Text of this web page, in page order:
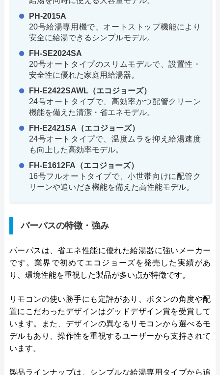
PH-2015A
20号給湯専用機で、オートストップ機能により
安全に給湯できるシンプルモデル。
FH-SE2024SA
20号オートタイプのスリムモデルで、設置性・
安全性に優れた家庭用給湯器。
FH-E2422SAWL（エコジョーズ）
24号オートタイプで、高効率かつ配管クリーン
機能を備えた清潔・省エネモデル。
FH-E2421SA（エコジョーズ）
24号オートタイプで、温度ムラを抑え給湯速度
も向上した高効率モデル。
FH-E1612FA（エコジョーズ）
16号フルオートタイプで、小世帯向けに配管ク
リーンや追いだき機能を備えた高性能モデル。
パーパスの特徴・強み
パーパスは、省エネ性能に優れた給湯器に強いメーカー
です。業界で初めてエコジョーズを発売した実績があ
り、環境性能を重視した製品が多い点が特徴です。
リモコンの使い勝手にも定評があり、ボタンの角度や配
置にこだわったデザインはグッドデザイン賞を受賞して
います。また、デザインの異なるリモコンから選べるモ
デルもあり、操作性を重視するユーザーから支持されて
います。
製品ラインナップは、シンプルな給湯専用タイプから追